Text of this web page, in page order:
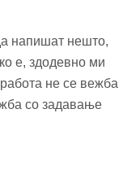
напишат нешто,
е, здодевно ми
не се вежба
со задавање